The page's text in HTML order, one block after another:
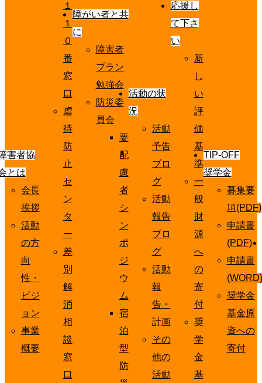
害者協
とは
会長
挨拶
活動
の方
向
性・
ビジ
ョン
事業
概要
１
１
０
番
窓
口
虐
待
防
止
セ
ン
タ
ー
差
別
解
消
相
談
窓
口
障がい者と共
に
障害者
プラン
勉強会
防災委
員会
要
配
慮
者
シ
ン
ポ
ジ
ウ
ム
宿
泊
型
防
活動の状
況
活動
予告
ブロ
グ
活動
報告
ブロ
グ
活動
報
告・
計画
その
他の
活動
応援し
て下さ
い
新
し
い
評
価
基
準
一
般
財
源
へ
の
寄
付
奨
学
金
基
TIP-OFF
奨学金
募集要
項(PDF)
申請書
(PDF)
申請書
(WORD)
奨学金
基金原
資への
寄付